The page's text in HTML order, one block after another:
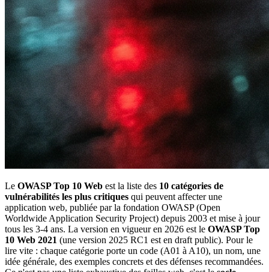
Le OWASP Top 10 Web est la liste des 10 catégories de
vulnérabilités les plus critiques qui peuvent affecter une
application web, publiée par la fondation OWASP (Open
Worldwide Application Security Project) depuis 2003 et mise à jour
tous les 3-4 ans. La version en vigueur en 2026 est le OWASP Top
10 Web 2021 (une version 2025 RC1 est en draft public). Pour le
lire vite : chaque catégorie porte un code (A01 à A10), un nom, une
idée générale, des exemples concrets et des défenses recommandées.